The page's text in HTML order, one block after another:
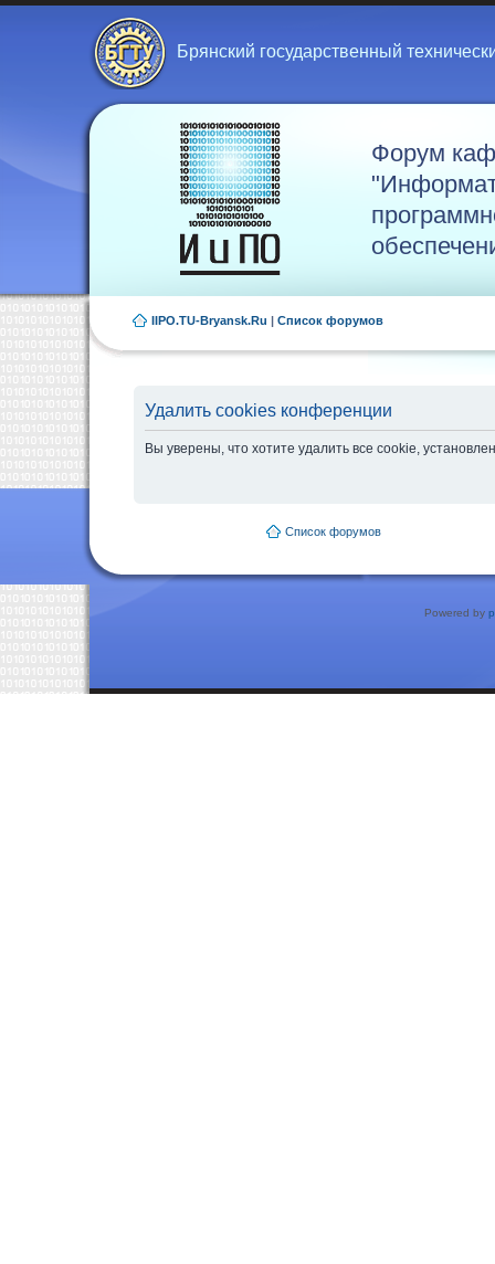
Брянский государственный
Форум
IIPO.TU-Bryansk.Ru | Список форумов
Удалить cookies конференции
Вы уверены, что хотите удалить все cookie,
Список форумов
Powered by